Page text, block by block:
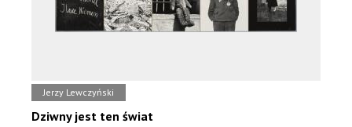
Jerzy Lewczyński
Dziwny jest ten świat